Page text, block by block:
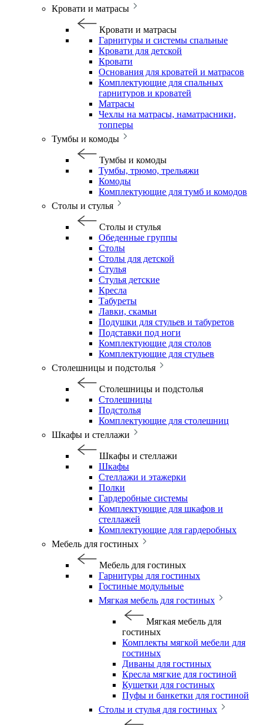
Кровати и матрасы
Кровати и матрасы
Гарнитуры и системы спальные
Кровати для детской
Кровати
Основания для кроватей и матрасов
Комплектующие для спальных
гарнитуров и кроватей
Матрасы
Чехлы на матрасы, наматрасники,
топперы
Тумбы и комоды
Тумбы и комоды
Тумбы, трюмо, трельяжи
Комоды
Комплектующие для тумб и комодов
Столы и стулья
Столы и стулья
Обеденные группы
Столы
Столы для детской
Стулья
Стулья детские
Кресла
Табуреты
Лавки, скамьи
Подушки для стульев и табуретов
Подставки под ноги
Комплектующие для столов
Комплектующие для стульев
Столешницы и подстолья
Столешницы и подстолья
Столешницы
Подстолья
Комплектующие для столешниц
Шкафы и стеллажи
Шкафы и стеллажи
Шкафы
Стеллажи и этажерки
Полки
Гардеробные системы
Комплектующие для шкафов и
стеллажей
Комплектующие для гардеробных
Мебель для гостиных
Мебель для гостиных
Гарнитуры для гостиных
Гостиные модульные
Мягкая мебель для гостиных
Мягкая мебель для
гостиных
Комплекты мягкой мебели для
гостиных
Диваны для гостиных
Кресла мягкие для гостиной
Кушетки для гостиных
Пуфы и банкетки для гостиной
Столы и стулья для гостиных